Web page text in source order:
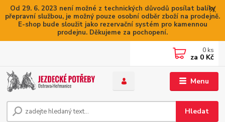
Od 29. 6. 2023 není možné z technických důvodů posílat balíky
přepravní službou, je možný pouze osobní odběr zboží na prodejně.
E-shop bude sloužit jako rezervační systém pro kamennou
prodejnu. Děkujeme za pochopení.
Menu
Hledat
0 ks
za 0 Kč